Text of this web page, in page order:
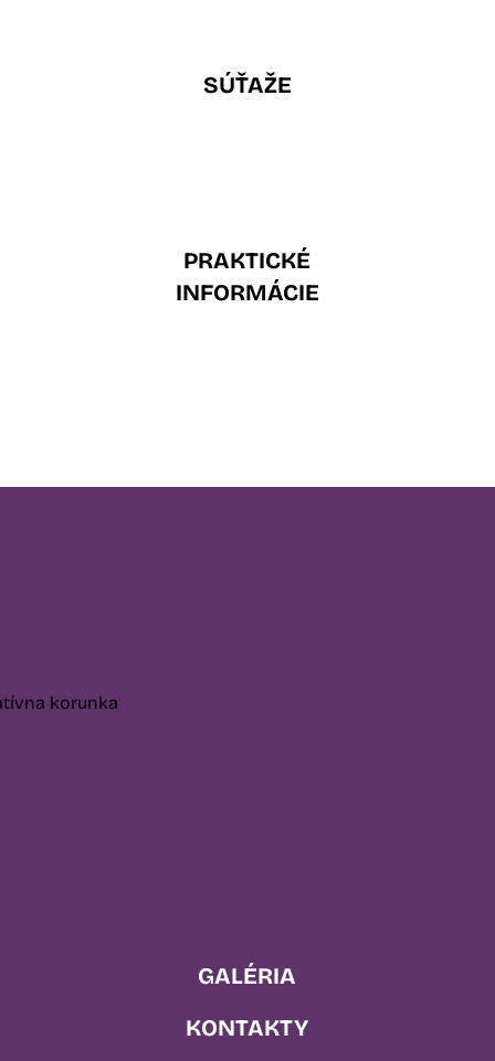
SÚŤAŽE
PRAKTICKÉ
INFORMÁCIE
GALÉRIA
KONTAKTY